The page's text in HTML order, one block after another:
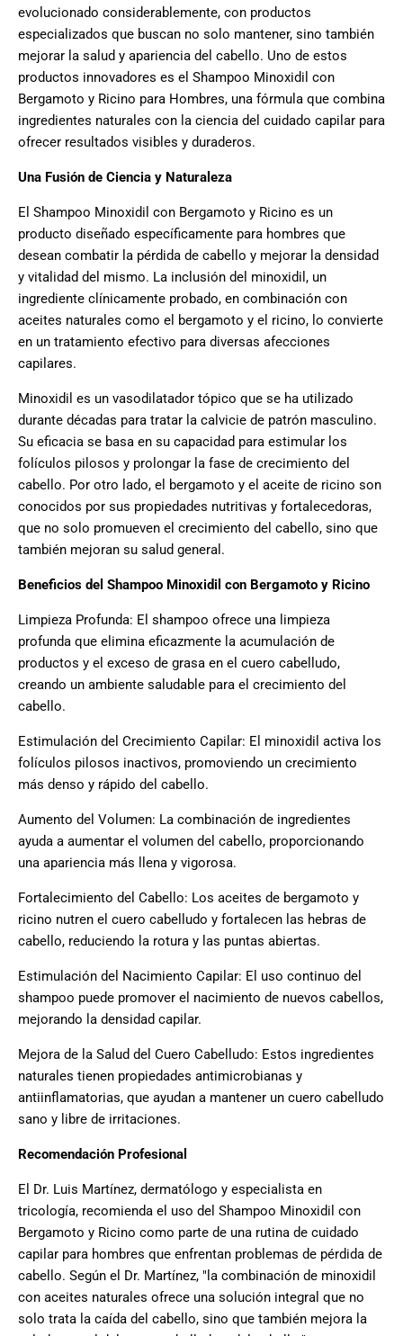
evolucionado considerablemente, con productos
especializados que buscan no solo mantener, sino también
mejorar la salud y apariencia del cabello. Uno de estos
productos innovadores es el Shampoo Minoxidil con
Bergamoto y Ricino para Hombres, una fórmula que combina
ingredientes naturales con la ciencia del cuidado capilar para
ofrecer resultados visibles y duraderos.
Una Fusión de Ciencia y Naturaleza
El Shampoo Minoxidil con Bergamoto y Ricino es un
producto diseñado específicamente para hombres que
desean combatir la pérdida de cabello y mejorar la densidad
y vitalidad del mismo. La inclusión del minoxidil, un
ingrediente clínicamente probado, en combinación con
aceites naturales como el bergamoto y el ricino, lo convierte
en un tratamiento efectivo para diversas afecciones
capilares.
Minoxidil es un vasodilatador tópico que se ha utilizado
durante décadas para tratar la calvicie de patrón masculino.
Su eficacia se basa en su capacidad para estimular los
folículos pilosos y prolongar la fase de crecimiento del
cabello. Por otro lado, el bergamoto y el aceite de ricino son
conocidos por sus propiedades nutritivas y fortalecedoras,
que no solo promueven el crecimiento del cabello, sino que
también mejoran su salud general.
Beneficios del Shampoo Minoxidil con Bergamoto y Ricino
Limpieza Profunda: El shampoo ofrece una limpieza
profunda que elimina eficazmente la acumulación de
productos y el exceso de grasa en el cuero cabelludo,
creando un ambiente saludable para el crecimiento del
cabello.
Estimulación del Crecimiento Capilar: El minoxidil activa los
folículos pilosos inactivos, promoviendo un crecimiento
más denso y rápido del cabello.
Aumento del Volumen: La combinación de ingredientes
ayuda a aumentar el volumen del cabello, proporcionando
una apariencia más llena y vigorosa.
Fortalecimiento del Cabello: Los aceites de bergamoto y
ricino nutren el cuero cabelludo y fortalecen las hebras de
cabello, reduciendo la rotura y las puntas abiertas.
Estimulación del Nacimiento Capilar: El uso continuo del
shampoo puede promover el nacimiento de nuevos cabellos,
mejorando la densidad capilar.
Mejora de la Salud del Cuero Cabelludo: Estos ingredientes
naturales tienen propiedades antimicrobianas y
antiinflamatorias, que ayudan a mantener un cuero cabelludo
sano y libre de irritaciones.
Recomendación Profesional
El Dr. Luis Martínez, dermatólogo y especialista en
tricología, recomienda el uso del Shampoo Minoxidil con
Bergamoto y Ricino como parte de una rutina de cuidado
capilar para hombres que enfrentan problemas de pérdida de
cabello. Según el Dr. Martínez, "la combinación de minoxidil
con aceites naturales ofrece una solución integral que no
solo trata la caída del cabello, sino que también mejora la